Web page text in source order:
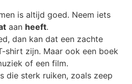
is altijd goed. Neem iets
aan heeft.
dan kan dat een zachte
shirt zijn. Maar ook een boek
of een film.
die sterk ruiken, zoals zeep